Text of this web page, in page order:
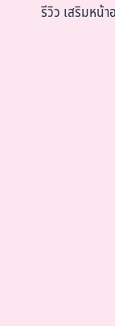
รีวิว เสริมหน้า